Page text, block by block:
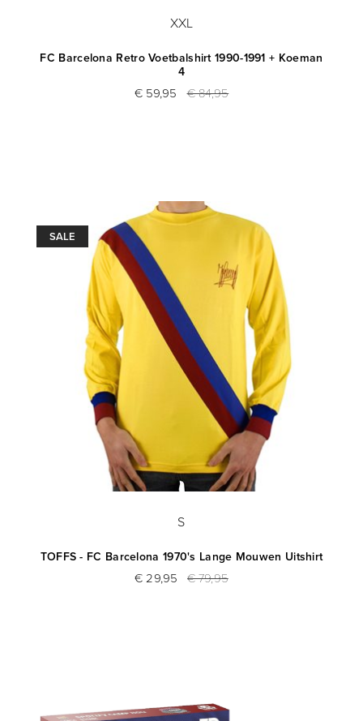
XXL
FC Barcelona Retro Voetbalshirt 1990-1991 + Koeman
4
€ 59,95 € 84,95
SALE
S
TOFFS - FC Barcelona 1970's Lange Mouwen Uitshirt
€ 29,95 € 79,95